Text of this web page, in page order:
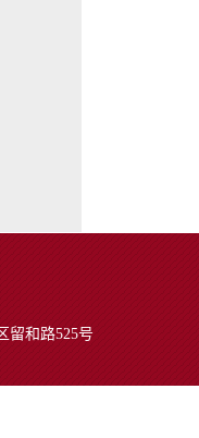
留和路525号